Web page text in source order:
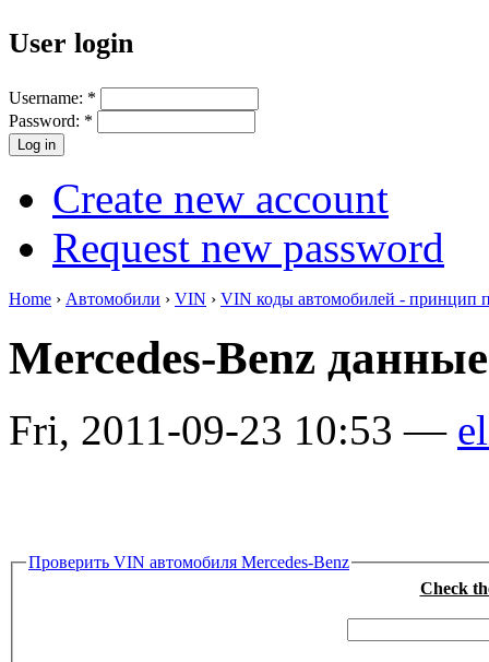
User login
Username: *
Password: *
Create new account
Request new password
Home › Автомобили › VIN › VIN коды автомобилей - принцип
Mercedes-Benz
Fri, 2011-09-23 10:53 —
Проверить VIN автомобиля Mercedes-Benz
Check